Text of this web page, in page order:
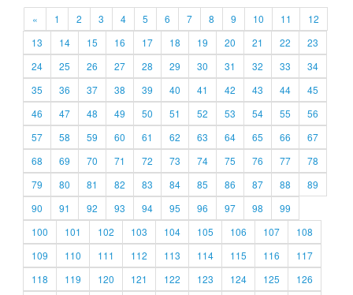
« 1 2 3 4 5 6 7 8 9 10 11
12
13
14 15 16 17 18 19 20 21 22
23
24
25 26 27 28 29 30 31 32 33
34
35
36 37 38 39 40 41 42 43 44
45
46
47 48 49 50 51 52 53 54 55
56
57
58 59 60 61 62 63 64 65 66
67
68
69 70 71 72 73 74 75 76 77
78
79
80 81 82 83 84 85 86 87 88
89
90
91 92 93 94 95 96 97 98
99
100
101 102 103 104 105 106 107
108
109
110 111 112 113 114 115 116
117
118
119 120 121 122 123 124 125
126